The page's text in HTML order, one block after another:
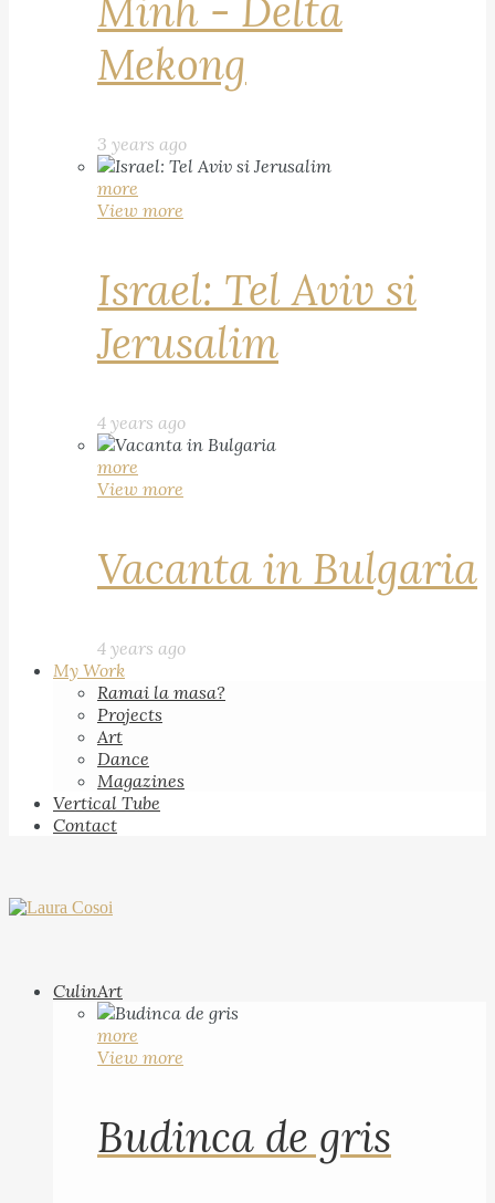
Minh - Delta
Mekong
3 years ago
more
View more
Israel: Tel Aviv si
Jerusalim
4 years ago
more
View more
Vacanta in Bulgaria
4 years ago
My Work
Ramai la masa?
Projects
Art
Dance
Magazines
Vertical Tube
Contact
CulinArt
more
View more
Budinca de gris